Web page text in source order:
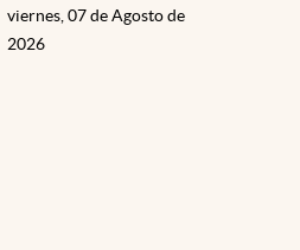
viernes, 07 de Agosto de
2026